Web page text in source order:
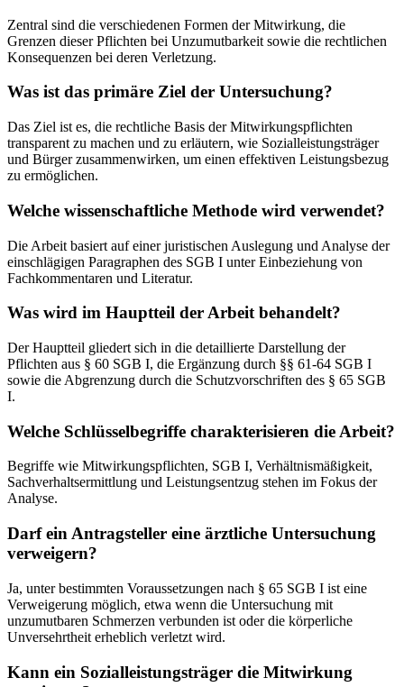
Zentral sind die verschiedenen Formen der Mitwirkung, die
Grenzen dieser Pflichten bei Unzumutbarkeit sowie die rechtlichen
Konsequenzen bei deren Verletzung.
Was ist das primäre Ziel der Untersuchung?
Das Ziel ist es, die rechtliche Basis der Mitwirkungspflichten
transparent zu machen und zu erläutern, wie Sozialleistungsträger
und Bürger zusammenwirken, um einen effektiven Leistungsbezug
zu ermöglichen.
Welche wissenschaftliche Methode wird verwendet?
Die Arbeit basiert auf einer juristischen Auslegung und Analyse der
einschlägigen Paragraphen des SGB I unter Einbeziehung von
Fachkommentaren und Literatur.
Was wird im Hauptteil der Arbeit behandelt?
Der Hauptteil gliedert sich in die detaillierte Darstellung der
Pflichten aus § 60 SGB I, die Ergänzung durch §§ 61-64 SGB I
sowie die Abgrenzung durch die Schutzvorschriften des § 65 SGB
I.
Welche Schlüsselbegriffe charakterisieren die Arbeit?
Begriffe wie Mitwirkungspflichten, SGB I, Verhältnismäßigkeit,
Sachverhaltsermittlung und Leistungsentzug stehen im Fokus der
Analyse.
Darf ein Antragsteller eine ärztliche Untersuchung
verweigern?
Ja, unter bestimmten Voraussetzungen nach § 65 SGB I ist eine
Verweigerung möglich, etwa wenn die Untersuchung mit
unzumutbaren Schmerzen verbunden ist oder die körperliche
Unversehrtheit erheblich verletzt wird.
Kann ein Sozialleistungsträger die Mitwirkung